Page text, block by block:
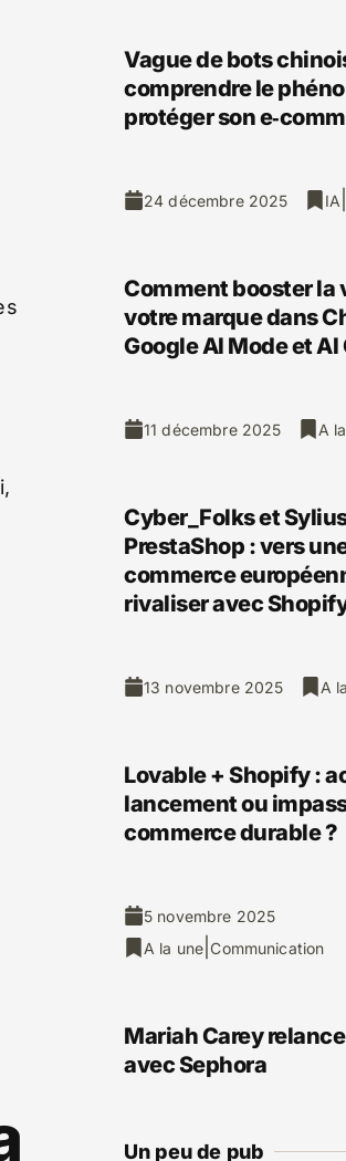
Vague de bots
comprendre le
protéger son
24 décembre 2025 IA
Comment booster la
votre marque dans
Google AI Mode et
11 décembre 2025 A
Cyber_Folks et
PrestaShop : vers
commerce
rivaliser avec
13 novembre 2025 A
Lovable + Shopify :
lancement ou
commerce durable ?
5 novembre 2025
A la une |Communication
Mariah Carey
avec Sephora
Un peu de pub